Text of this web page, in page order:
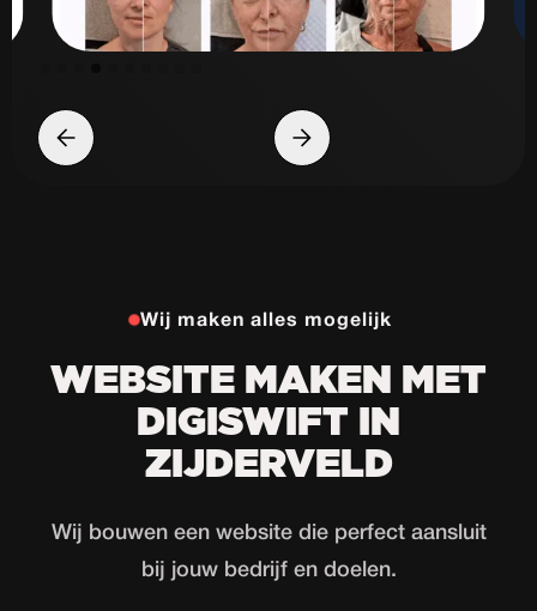
Wij maken alles mogelijk
WEBSITE MAKEN MET
DIGISWIFT IN
ZIJDERVELD
Wij bouwen een website die perfect aansluit
bij jouw bedrijf en doelen.